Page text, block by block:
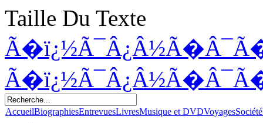
Taille Du Texte
AccueilBiographiesEntrevuesLivresMusique et DVDVoyagesSociété